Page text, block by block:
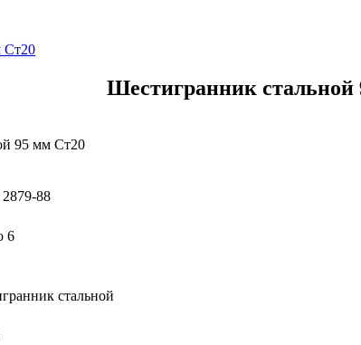
Ст20
Шестигранник стальной
88
6
стальной